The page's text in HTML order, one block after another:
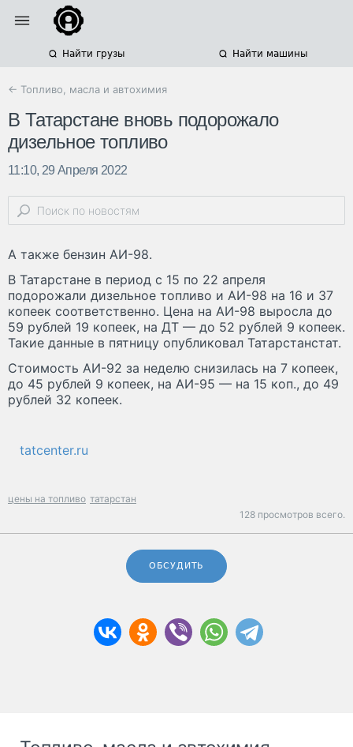
Найти грузы Найти машины
← Топливо, масла и автохимия
В Татарстане вновь подорожало
дизельное топливо
11:10, 29 Апреля 2022
А также бензин АИ-98.
В Татарстане в период с 15 по 22 апреля
подорожали дизельное топливо и АИ-98 на 16 и 37
копеек соответственно. Цена на АИ-98 выросла до
59 рублей 19 копеек, на ДТ — до 52 рублей 9 копеек.
Такие данные в пятницу опубликовал Татарстанстат.
Стоимость АИ-92 за неделю снизилась на 7 копеек,
до 45 рублей 9 копеек, на АИ-95 — на 15 коп., до 49
рублей 32 копеек.
tatcenter.ru
цены на топливо татарстан
128 просмотров всего.
ОБСУДИТЬ